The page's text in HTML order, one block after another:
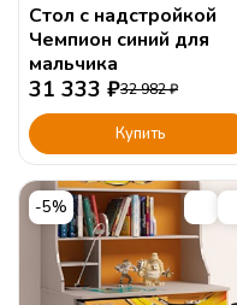
Стол с надстройкой
Чемпион синий для
мальчика
31 333 ₽32 982₽
Купить
-5%